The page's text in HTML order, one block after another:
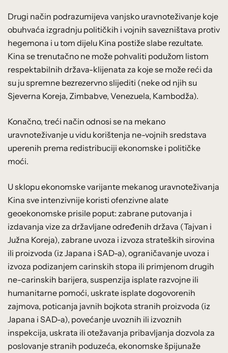
Drugi način podrazumijeva vanjsko uravnoteživanje koje
obuhvaća izgradnju političkih i vojnih savezništava protiv
hegemona i u tom dijelu Kina postiže slabe rezultate.
Kina se trenutačno ne može pohvaliti podužom listom
respektabilnih država-klijenata za koje se može reći da
su ju spremne bezrezervno slijediti (neke od njih su
Sjeverna Koreja, Zimbabve, Venezuela, Kambodža).
Konačno, treći način odnosi se na mekano
uravnoteživanje u vidu korištenja ne-vojnih sredstava
uperenih prema redistribuciji ekonomske i političke
moći.
U sklopu ekonomske varijante mekanog uravnoteživanja
Kina sve intenzivnije koristi ofenzivne alate
geoekonomske prisile poput: zabrane putovanja i
izdavanja vize za državljane određenih država (Tajvan i
Južna Koreja), zabrane uvoza i izvoza strateških sirovina
ili proizvoda (iz Japana i SAD-a), ograničavanje uvoza i
izvoza podizanjem carinskih stopa ili primjenom drugih
ne-carinskih barijera, suspenzija isplate razvojne ili
humanitarne pomoći, uskrate isplate dogovorenih
zajmova, poticanja javnih bojkota stranih proizvoda (iz
Japana i SAD-a), povećanje uvoznih ili izvoznih
inspekcija, uskrata ili otežavanja pribavljanja dozvola za
poslovanje stranih poduzeća, ekonomske špijunaže